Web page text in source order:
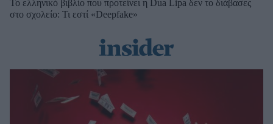
Το ελληνικό βιβλίο που προτείνει η Dua Lipa δεν το διάβασες
στο σχολείο: Τι εστί «Deepfake»